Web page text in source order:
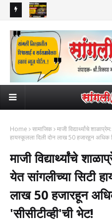
उंबरठ्याबाहेर काळी जादू,
क्राईम
Home सामाजिक माजी विद्यार्थ्यांचे
हायस्कूलला दिली दोन लाख 50 हजारहून अधिक
माजी विद्यार्थ्यांचे
येत सांगलीच्या सिटी
लाख 50 हजारहून
'सीसीटीव्ही'ची भेट!